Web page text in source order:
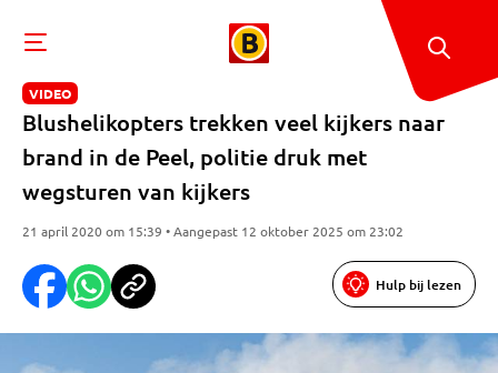
VIDEO
Blushelikopters trekken veel kijkers naar
brand in de Peel, politie druk met
wegsturen van kijkers
21 april 2020 om 15:39 • Aangepast 12 oktober 2025 om 23:02
Hulp bij lezen